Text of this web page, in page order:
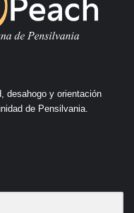
desahogo y orientación
de Pensilvania.